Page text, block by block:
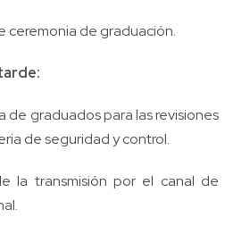
ceremonia de graduación.
de graduados para las revisiones
de seguridad y control.
la transmisión por el canal de